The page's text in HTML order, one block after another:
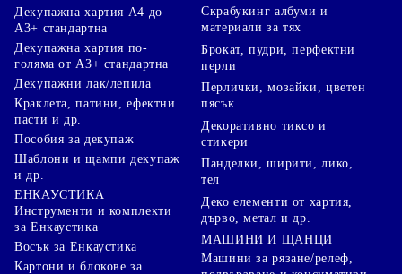
Декупажна хартия А4 до
А3+ стандартна
Декупажна хартия по-
голяма от А3+ стандартна
Декупажни лак/лепила
Краклета, патини, ефектни
пасти и др.
Пособия за декупаж
Шаблони и щампи декупаж
и др.
ЕНКАУСТИКА
Инструменти и комплекти
за Енкаустика
Восък за Енкаустика
Картони и блокове за
Скрабукинг албуми и
материали за тях
Брокат, пудри, перфектни
перли
Перлички, мозайки, цветен
пясък
Декоративно тиксо и
стикери
Панделки, ширити, лико,
тел
Деко елементи от хартия,
дърво, метал и др.
МАШИНИ И ЩАНЦИ
Машини за рязане/релеф,